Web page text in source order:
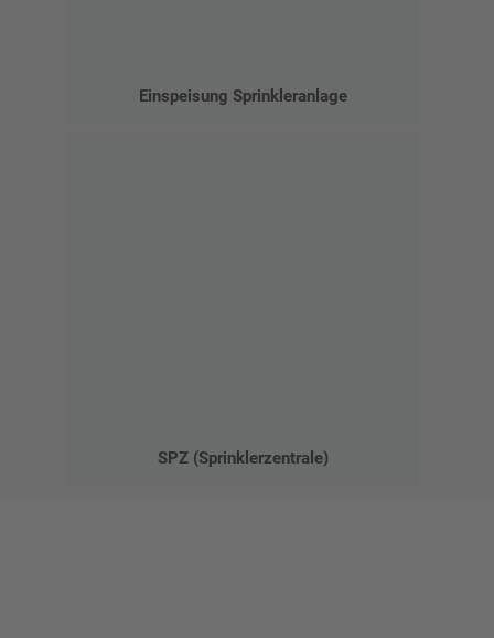
Einspeisung Sprinkleranlage
SPZ (Sprinklerzentrale)